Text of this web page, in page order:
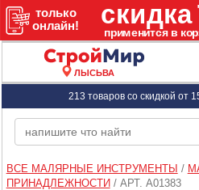
ЛЫСЬВА
213 товаров со скидкой от
ВСЕ МАЛЯРНЫЕ ИНСТРУМЕНТЫ /
ПРИНАДЛЕЖНОСТИ / АРТ. A01383